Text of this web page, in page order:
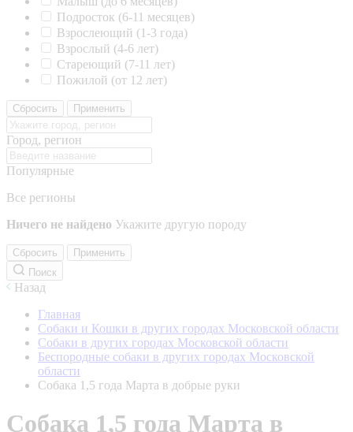
Подросток (6-11 месяцев)
Взрослеющий (1-3 года)
Взрослый (4-6 лет)
Стареющий (7-11 лет)
Пожилой (от 12 лет)
Сбросить Применить
Город, регион
Популярные
Все регионы
Ничего не найдено Укажите другую породу
Сбросить
Применить
Поиск
Назад
Главная
Собаки и Кошки в других городах Московской области
Собаки в других городах Московской области
Беспородные собаки в других городах Московской
области
Собака 1,5 года Марта в добрые руки
Собака 1,5 года Марта в